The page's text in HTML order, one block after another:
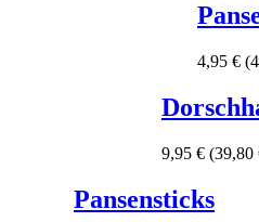
4,95 €
9,95 € (39,80
Pansensticks